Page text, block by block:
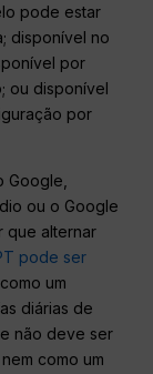
pode estar
disponível no
por
ou disponível
por
ou o Google
que alternar
pode ser
como um
diárias de
não deve ser
como um